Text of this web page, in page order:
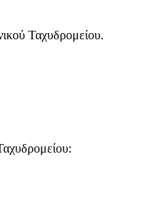
Ταχυδρομείου.